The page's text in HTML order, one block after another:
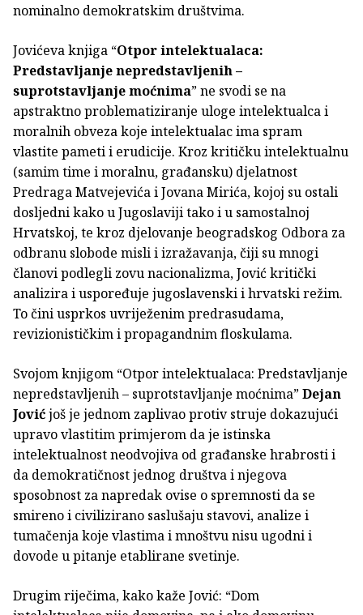
nominalno demokratskim društvima.
Jovićeva knjiga “Otpor intelektualaca:
Predstavljanje nepredstavljenih –
suprotstavljanje moćnima” ne svodi se na
apstraktno problematiziranje uloge intelektualca i
moralnih obveza koje intelektualac ima spram
vlastite pameti i erudicije. Kroz kritičku intelektualnu
(samim time i moralnu, građansku) djelatnost
Predraga Matvejevića i Jovana Mirića, kojoj su ostali
dosljedni kako u Jugoslaviji tako i u samostalnoj
Hrvatskoj, te kroz djelovanje beogradskog Odbora za
odbranu slobode misli i izražavanja, čiji su mnogi
članovi podlegli zovu nacionalizma, Jović kritički
analizira i uspoređuje jugoslavenski i hrvatski režim.
To čini usprkos uvriježenim predrasudama,
revizionističkim i propagandnim floskulama.
Svojom knjigom “Otpor intelektualaca: Predstavljanje
nepredstavljenih – suprotstavljanje moćnima”Dejan
Jovićjoš je jednom zaplivao protiv struje dokazujući
upravo vlastitim primjerom da je istinska
intelektualnost neodvojiva od građanske hrabrosti i
da demokratičnost jednog društva i njegova
sposobnost za napredak ovise o spremnosti da se
smireno i civilizirano saslušaju stavovi, analize i
tumačenja koje vlastima i mnoštvu nisu ugodni i
dovode u pitanje etablirane svetinje.
Drugim riječima, kako kaže Jović: “Dom